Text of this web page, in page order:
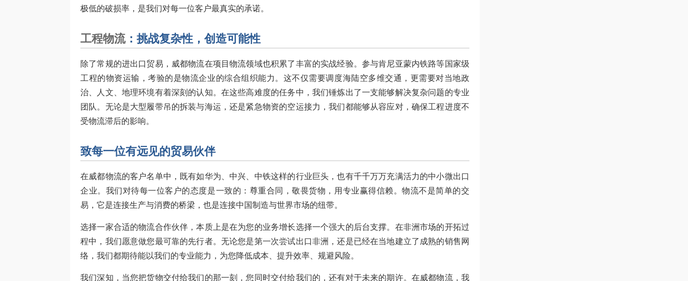
极低的破损率，是我们对每一位客户最真实的承诺。
工程物流：挑战复杂性，创造可能性
除了常规的进出口贸易，威都物流在项目物流领域也积累了丰富的实战经验。参与肯尼亚蒙内铁路等国家级
工程的物资运输，考验的是物流企业的综合组织能力。这不仅需要调度海陆空多维交通，更需要对当地政
治、人文、地理环境有着深刻的认知。在这些高难度的任务中，我们锤炼出了一支能够解决复杂问题的专业
团队。无论是大型履带吊的拆装与海运，还是紧急物资的空运接力，我们都能够从容应对，确保工程进度不
受物流滞后的影响。
致每一位有远见的贸易伙伴
在威都物流的客户名单中，既有如华为、中兴、中铁这样的行业巨头，也有千千万万充满活力的中小微出口
企业。我们对待每一位客户的态度是一致的：尊重合同，敬畏货物，用专业赢得信赖。物流不是简单的交
易，它是连接生产与消费的桥梁，也是连接中国制造与世界市场的纽带。
选择一家合适的物流合作伙伴，本质上是在为您的业务增长选择一个强大的后台支撑。在非洲市场的开拓过
程中，我们愿意做您最可靠的先行者。无论您是第一次尝试出口非洲，还是已经在当地建立了成熟的销售网
络，我们都期待能以我们的专业能力，为您降低成本、提升效率、规避风险。
我们深知，当您把货物交付给我们的那一刻，您同时交付给我们的，还有对于未来的期许。在威都物流，我